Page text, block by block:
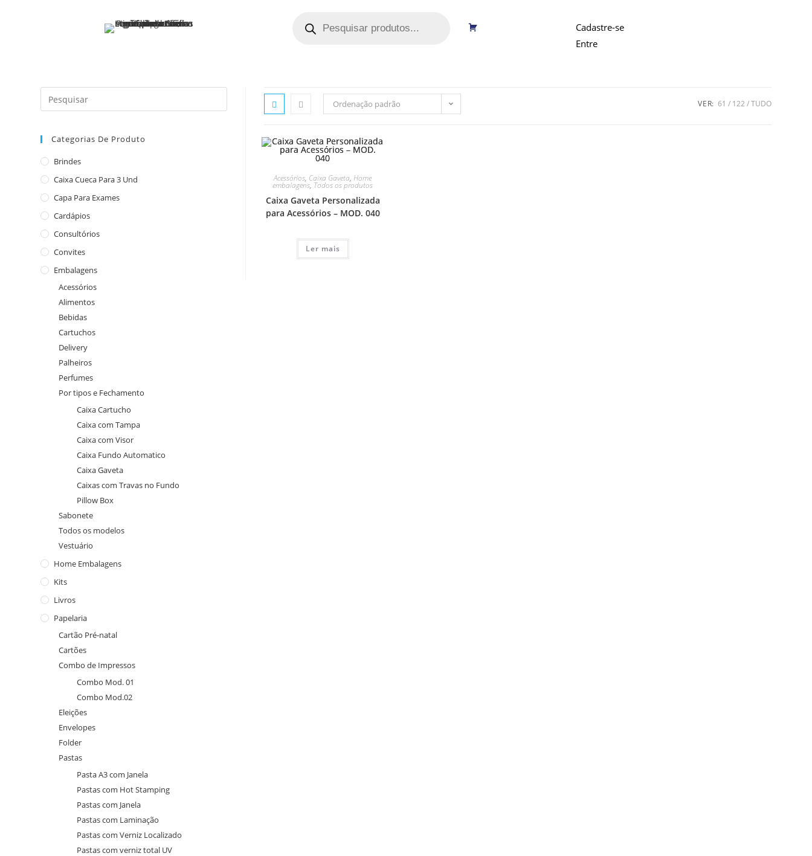
C
Cadastre-se
Entre
Ordenação padrão VER: 61 122 TUDO
Acessórios, Caixa Gaveta,Home
embalagens, Todos os produtos
Caixa Gaveta Personalizada
para Acessórios – MOD. 040
Ler mais
Categorias De Produto
Brindes
Caixa Cueca Para 3 Und
Capa Para Exames
Cardápios
Consultórios
Convites
Embalagens
Acessórios
Alimentos
Bebidas
Cartuchos
Delivery
Palheiros
Perfumes
Por tipos e Fechamento
Caixa Cartucho
Caixa com Tampa
Caixa com Visor
Caixa Fundo Automatico
Caixa Gaveta
Caixas com Travas no Fundo
Pillow Box
Sabonete
Todos os modelos
Vestuário
Home Embalagens
Kits
Livros
Papelaria
Cartão Pré-natal
Cartões
Combo de Impressos
Combo Mod. 01
Combo Mod.02
Eleições
Envelopes
Folder
Pastas
Pasta A3 com Janela
Pastas com Hot Stamping
Pastas com Janela
Pastas com Laminação
Pastas com Verniz Localizado
Pastas com verniz total UV